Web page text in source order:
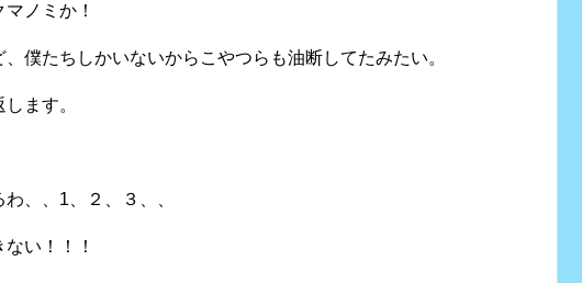
ノミか！
僕たちしかいないからこやつらも油断してたみたい。
ます。
、、1、２、３、、
い！！！